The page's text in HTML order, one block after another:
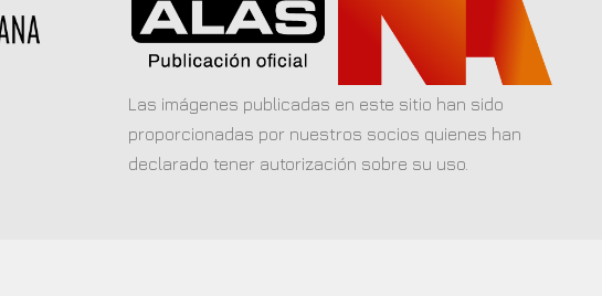
Las imágenes publicadas en este sitio han sido
proporcionadas por nuestros socios quienes han
declarado tener autorización sobre su uso.